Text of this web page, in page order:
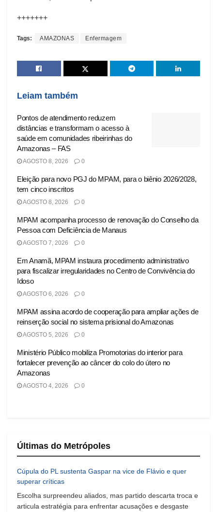
+++++++
Tags: AMAZONAS Enfermagem
Leiam também
Pontos de atendimento reduzem
distâncias e transformam o acesso à
saúde em comunidades ribeirinhas do
Amazonas – FAS
AGOSTO 8, 2026 0
Eleição para novo PGJ do MPAM, para o biênio 2026/2028,
tem cinco inscritos
AGOSTO 8, 2026 0
MPAM acompanha processo de renovação do Conselho da
Pessoa com Deficiência de Manaus
AGOSTO 7, 2026 0
Em Anamã, MPAM instaura procedimento administrativo
para fiscalizar irregularidades no Centro de Convivência do
Idoso
AGOSTO 6, 2026 0
MPAM assina acordo de cooperação para ampliar ações de
reinserção social no sistema prisional do Amazonas
AGOSTO 5, 2026 0
Ministério Público mobiliza Promotorias do interior para
fortalecer prevenção ao câncer do colo do útero no
Amazonas
AGOSTO 4, 2026 0
Últimas do Metrópoles
Cúpula do PL sustenta Gaspar na vice de Flávio e quer
superar críticas
Escolha surpreendeu aliados, mas partido descarta troca e
articula estratégia para enfrentar acusações e desgaste